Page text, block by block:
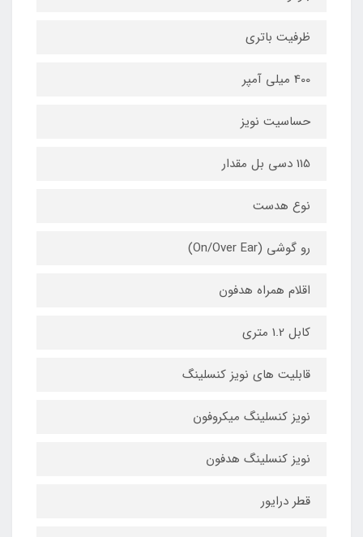
ظرفیت باتری
400 میلی آمپر
حساسیت نویز
115 دسی بل مقدار
نوع هدست
رو گوشی (On/Over Ear)
اقلام همراه هدفون
کابل 1.2 متری
قابلیت های نویز کنسلینگ
نویز کنسلینگ میکروفون
نویز کنسلینگ هدفون
قطر درایور